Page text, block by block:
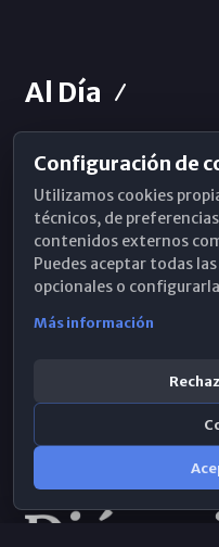
Al Día
Horarios de Misa
Hemeroteca
WhatsApp
Configuración de
Utilizamos cookies
técnicos, de
contenidos externos
Puedes aceptar todas
opcionales o
Más información